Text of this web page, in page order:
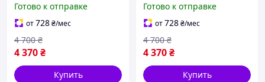
бежевый
Готово к отправке
от728₴/мес
4 370₴
4 700 ₴
Купить
серый
Готово к отправке
от728₴/мес
4 370₴
4 700 ₴
Купить